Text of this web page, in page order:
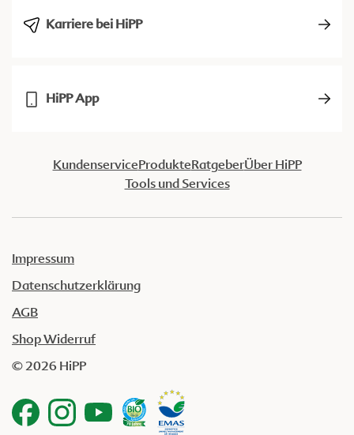
Karriere bei HiPP
HiPP App
KundenserviceProdukteRatgeberÜber HiPP
Tools und Services
Impressum
Datenschutzerklärung
AGB
Shop Widerruf
© 2026 HiPP